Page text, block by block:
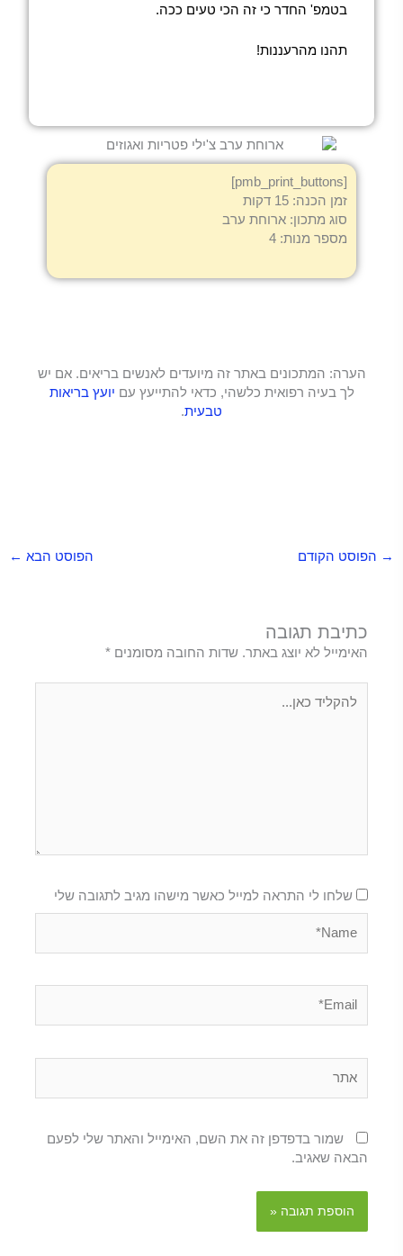
בטמפ' החדר כי זה הכי טעים ככה.
תהנו מהרעננות!
[pmb_print_buttons]
זמן הכנה: 15 דקות
סוג מתכון: ארוחת ערב
מספר מנות: 4
הערה: המתכונים באתר זה מיועדים לאנשים בריאים. אם יש
לך בעיה רפואית כלשהי, כדאי להתייעץ עם יועץ בריאות
טבעית.
→ הפוסט הקודם הפוסט הבא ←
כתיבת תגובה
האימייל לא יוצג באתר. שדות החובה מסומנים*
כאן...
שלחו לי התראה למייל כאשר מישהו מגיב לתגובה שלי
שמור בדפדפן זה את השם, האימייל והאתר שלי לפעם
הבאה שאגיב.